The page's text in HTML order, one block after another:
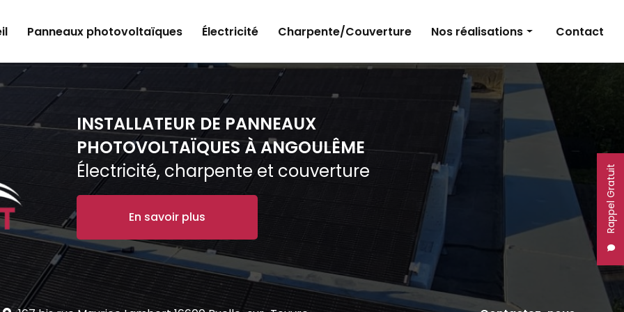
Rappel Gratuit
Panneaux photovoltaïques Électricité Charpente/Couverture Nos réalisations
Panneaux photovoltaïques
Électricité
Charpente et couverture
Contact
INSTALLATEUR DE PANNEAUX
PHOTOVOLTAÏQUES À ANGOULÊME
Électricité, charpente et couverture
En savoir plus